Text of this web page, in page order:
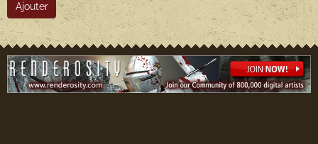
Ajouter